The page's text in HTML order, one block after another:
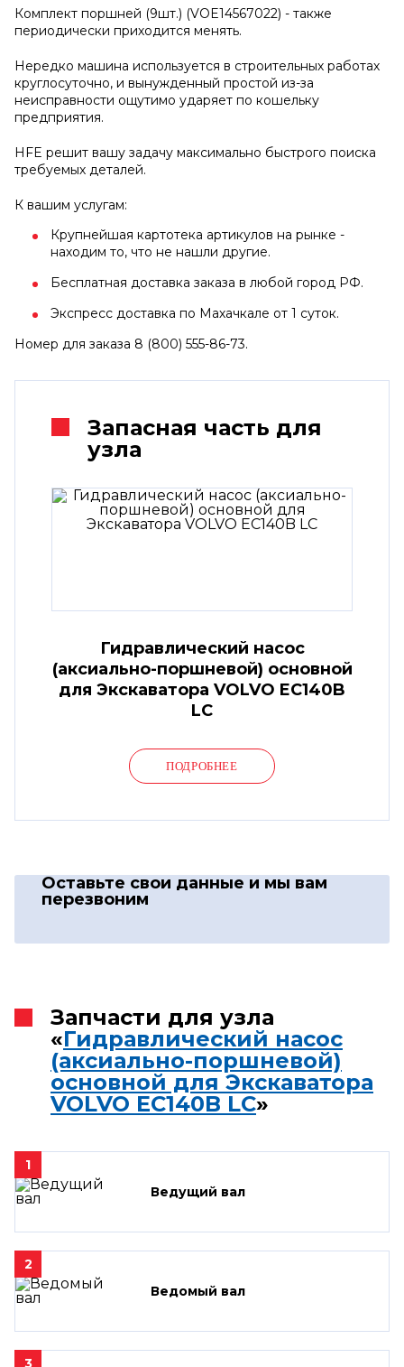
Комплект поршней (9шт.) (VOE14567022) - также
периодически приходится менять.
Нередко машина используется в строительных работах
круглосуточно, и вынужденный простой из-за
неисправности ощутимо ударяет по кошельку
предприятия.
HFE решит вашу задачу максимально быстрого поиска
требуемых деталей.
К вашим услугам:
Крупнейшая картотека артикулов на рынке -
находим то, что не нашли другие.
Бесплатная доставка заказа в любой город РФ.
Экспресс доставка по Махачкале от 1 суток.
Номер для заказа 8 (800) 555-86-73.
Запасная часть для
узла
Гидравлический насос
(аксиально-поршневой) основной
для Экскаватора VOLVO EC140B
LC
ПОДРОБНЕЕ
Оставьте свои данные и мы вам
перезвоним
Запчасти для узла
«Гидравлический насос
(аксиально-поршневой)
основной для Экскаватора
VOLVO EC140B LC»
1
Ведущий вал
2
Ведомый вал
3